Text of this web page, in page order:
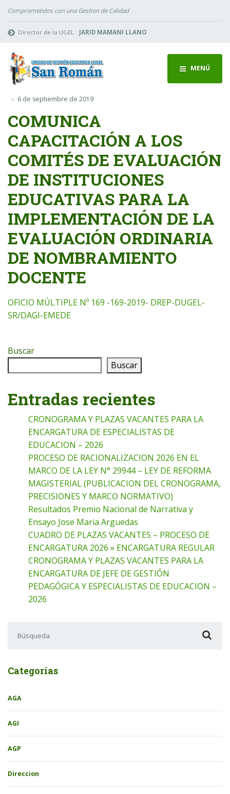
Comprometidos con una Gestion de Calidad
Director de la UGEL : JARID MAMANI LLANO
MENÚ
6 de septiembre de 2019
COMUNICA
CAPACITACIÓN A LOS
COMITÉS DE EVALUACIÓN
DE INSTITUCIONES
EDUCATIVAS PARA LA
IMPLEMENTACIÓN DE LA
EVALUACIÓN ORDINARIA
DE NOMBRAMIENTO
DOCENTE
OFICIO MÚLTIPLE Nº 169 -169-2019- DREP-DUGEL-
SR/DAGI-EMEDE
Buscar
Buscar
Entradas recientes
CRONOGRAMA Y PLAZAS VACANTES PARA LA
ENCARGATURA DE ESPECIALISTAS DE
EDUCACION – 2026
PROCESO DE RACIONALIZACION 2026 EN EL
MARCO DE LA LEY N° 29944 – LEY DE REFORMA
MAGISTERIAL (PUBLICACION DEL CRONOGRAMA,
PRECISIONES Y MARCO NORMATIVO)
Resultados Premio Nacional de Narrativa y
Ensayo Jose Maria Arguedas
CUADRO DE PLAZAS VACANTES – PROCESO DE
ENCARGATURA 2026 » ENCARGATURA REGULAR
CRONOGRAMA Y PLAZAS VACANTES PARA LA
ENCARGATURA DE JEFE DE GESTIÓN
PEDAGÓGICA Y ESPECIALISTAS DE EDUCACION –
2026
Categorías
AGA
AGI
AGP
Direccion